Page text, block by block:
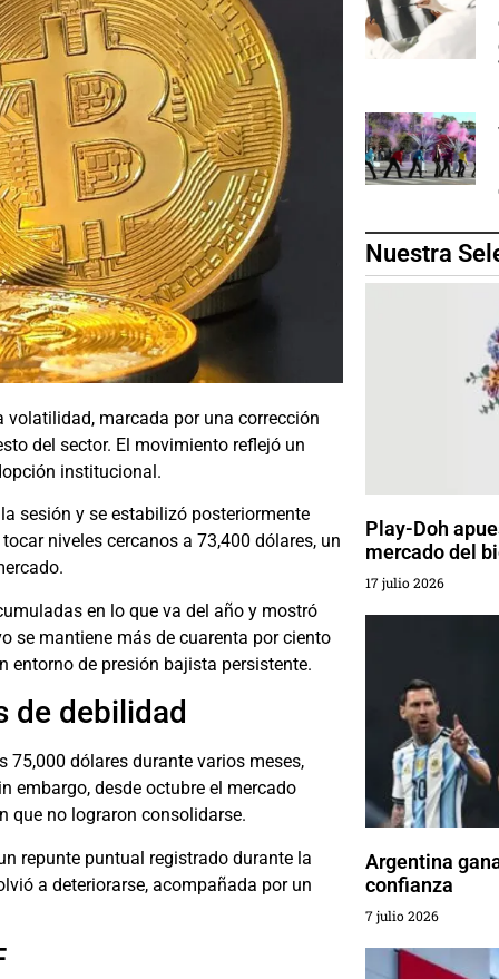
marcada por una corrección
del sector. El movimiento reflejó un
institucional.
sesión y se estabilizó posteriormente
niveles cercanos a 73,400 dólares, un
en lo que va del año y mostró
se mantiene más de cuarenta por ciento
entorno de presión bajista persistente.
de debilidad
75,000 dólares durante varios meses,
embargo, desde octubre el mercado
que no lograron consolidarse.
repunte puntual registrado durante la
a deteriorarse, acompañada por un
Nuestra
Play-Doh
mercado del
17 julio 2026
Argentina
confianza
7 julio 2026